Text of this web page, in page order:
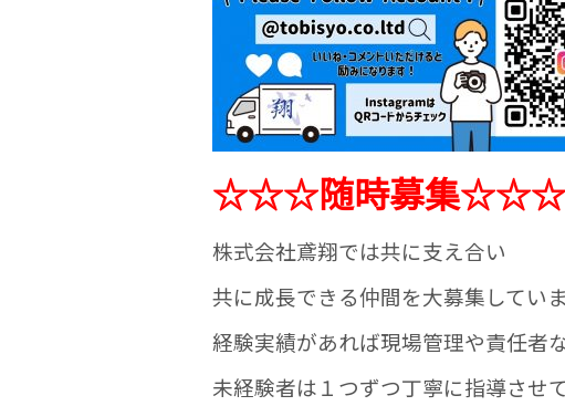
☆☆☆随時募集☆☆☆
株式会社鳶翔では共に支え合い
共に成長できる仲間を大募集してい
経験実績があれば現場管理や責任者
未経験者は１つずつ丁寧に指導させ